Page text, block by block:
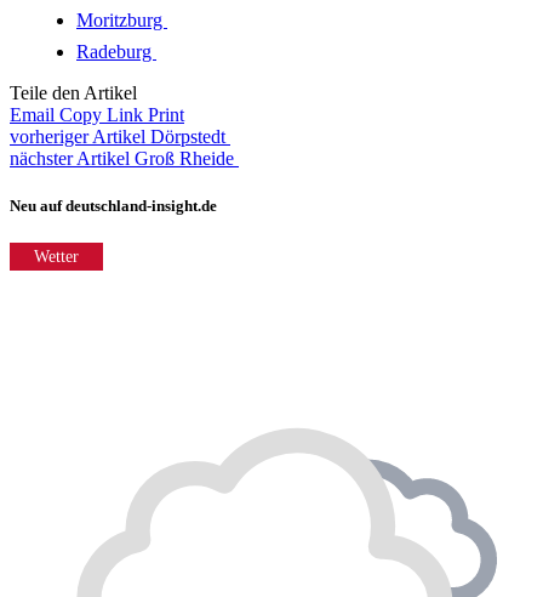
Moritzburg
Radeburg
Teile den Artikel
Email Copy Link Print
vorheriger Artikel Dörpstedt
nächster Artikel Groß Rheide
Neu auf deutschland-insight.de
Wetter